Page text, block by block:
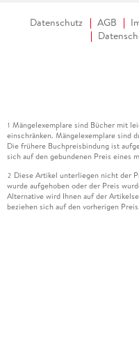
Datenschutz AGB
1 Mängelexemplare sind Bücher mit
einschränken. Mängelexemplare sind
Die frühere Buchpreisbindung ist
sich auf den gebundenen Preis eines
2 Diese Artikel unterliegen nicht der
wurde aufgehoben oder der Preis
Alternative wird Ihnen auf der
beziehen sich auf den vorherigen Preis.